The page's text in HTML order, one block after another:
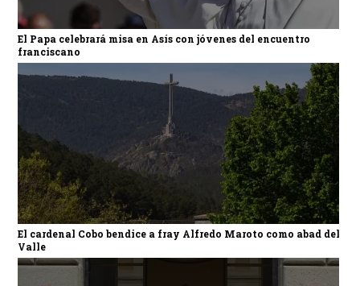
El Papa celebrará misa en Asís con jóvenes del encuentro
franciscano
El cardenal Cobo bendice a fray Alfredo Maroto como abad del
Valle